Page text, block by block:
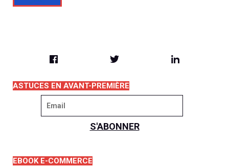
ASTUCES EN AVANT-PREMIÈRE
EBOOK E-COMMERCE